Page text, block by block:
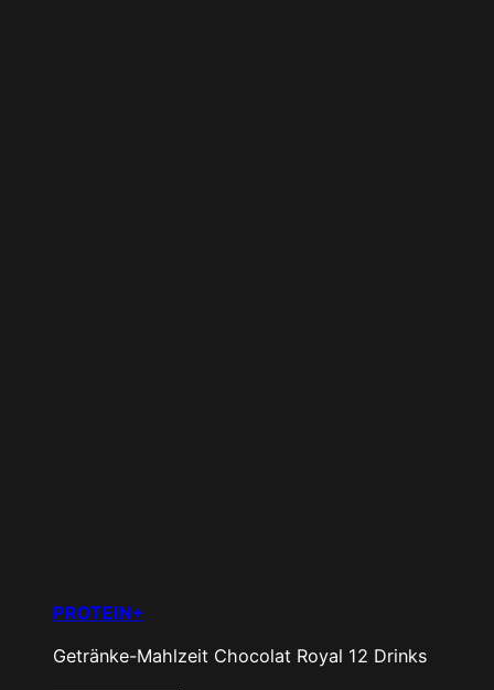
PROTEIN+
Getränke-Mahlzeit Chocolat Royal 12 Drinks